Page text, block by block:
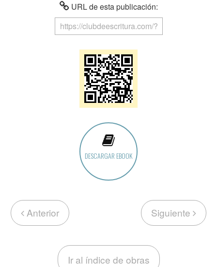
URL de esta publicación:
DESCARGAR EBOOK
Anterior Siguiente
Ir al índice de obras